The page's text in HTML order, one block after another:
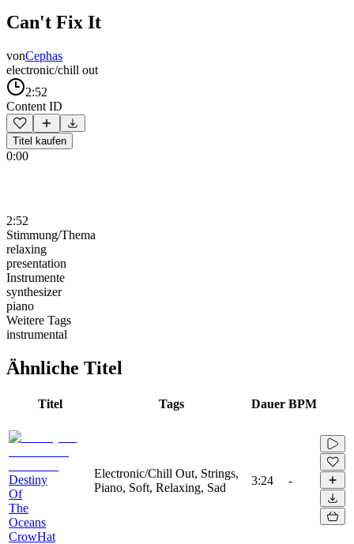
Can't Fix It
vonCephas
electronic/chill out
2:52
Content ID
Titel kaufen
0:00
2:52
Stimmung/Thema
relaxing
presentation
Instrumente
synthesizer
piano
Weitere Tags
instrumental
Ähnliche Titel
Titel Tags Dauer BPM
Destiny
Of
The
Oceans
CrowHat
Electronic/Chill Out, Strings,
Piano, Soft, Relaxing, Sad
3:24 -